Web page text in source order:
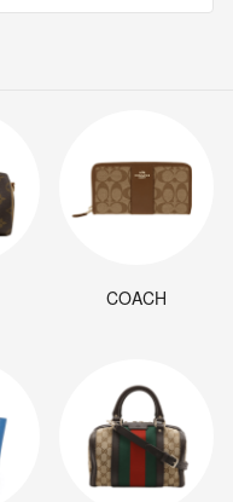
COACH